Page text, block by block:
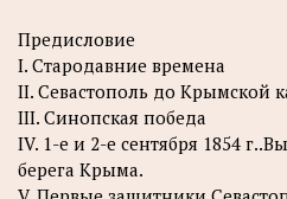
Предисловие
I. Стародавние времена
II. Севастополь до Крымской
III. Синопская победа
IV. 1-е и 2-е сентября 1854
берега Крыма.